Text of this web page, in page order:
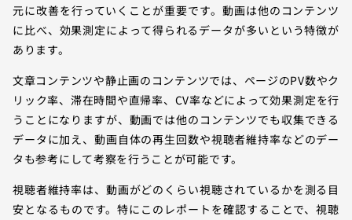
元に改善を行っていくことが重要です。動画は他のコンテンツ
に比べ、効果測定によって得られるデータが多いという特徴が
あります。
文章コンテンツや静止画のコンテンツでは、ページのPV数やク
リック率、滞在時間や直帰率、CV率などによって効果測定を行
うことになりますが、動画では他のコンテンツでも収集できる
データに加え、動画自体の再生回数や視聴者維持率などのデー
タも参考にして考察を行うことが可能です。
視聴者維持率は、動画がどのくらい視聴されているかを測る目
安となるものです。特にこのレポートを確認することで、視聴